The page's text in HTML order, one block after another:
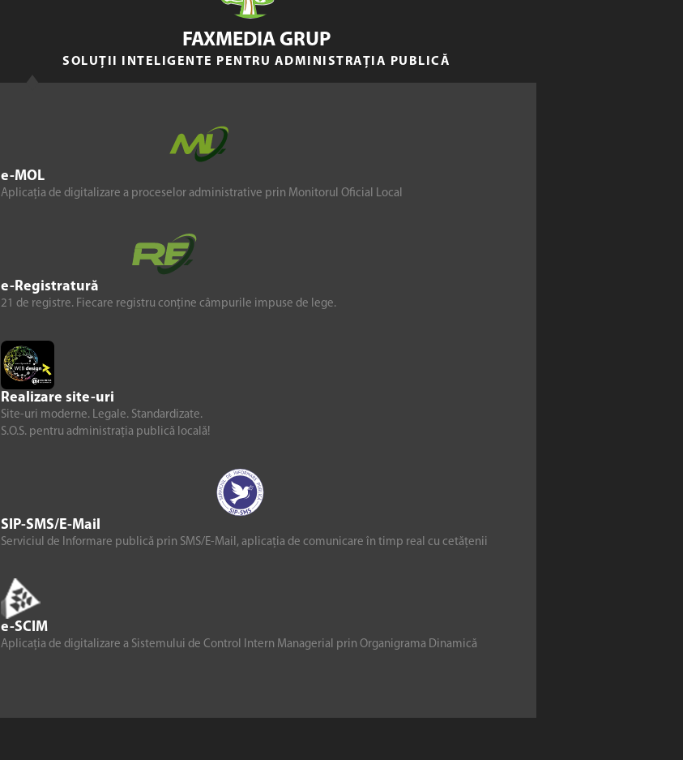
e-MOL
Aplicația de digitalizare a proceselor administrative prin Monitorul Oficial Local
e-Registratură
21 de registre. Fiecare registru conține câmpurile impuse de lege.
Realizare site-uri
Site-uri moderne. Legale. Standardizate.
S.O.S. pentru administrația publică locală!
SIP-SMS/E-Mail
Serviciul de Informare publică prin SMS/E-Mail, aplicația de comunicare în timp real cu cetățenii
e-SCIM
Aplicația de digitalizare a Sistemului de Control Intern Managerial prin Organigrama Dinamică
FAXMEDIA GRUP
SOLUȚII INTELIGENTE PENTRU ADMINISTRAȚIA PUBLICĂ